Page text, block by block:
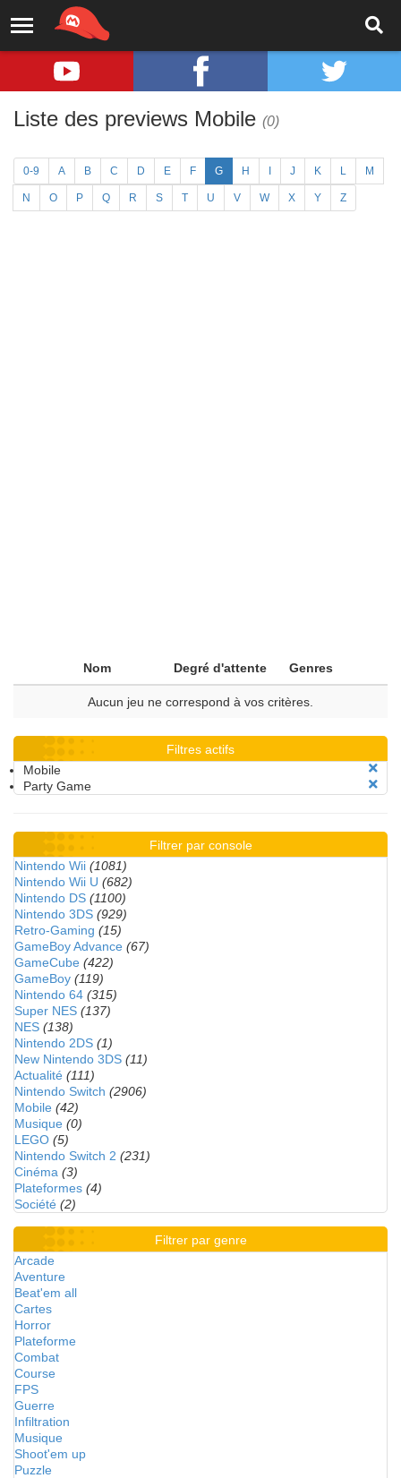
Liste des previews Mobile (0)
0-9 A B C D E F G H J K L M
N O P Q R S T U V W X Y Z
Nom Degré d'attente Genres
Aucun jeu ne correspond à vos critères.
Filtres actifs
Mobile
Party Game
Filtrer par console
Nintendo Wii (1081)
Nintendo Wii U (682)
Nintendo DS (1100)
Nintendo 3DS (929)
Retro-Gaming (15)
GameBoy Advance (67)
GameCube (422)
GameBoy (119)
Nintendo 64 (315)
Super NES (137)
NES (138)
Nintendo 2DS (1)
New Nintendo 3DS (11)
Actualité (111)
Nintendo Switch (2906)
Mobile (42)
Musique (0)
LEGO (5)
Nintendo Switch 2 (231)
Cinéma (3)
Plateformes (4)
Société (2)
Filtrer par genre
Arcade
Aventure
Beat'em all
Cartes
Horror
Plateforme
Combat
Course
FPS
Guerre
Infiltration
Musique
Shoot'em up
Puzzle